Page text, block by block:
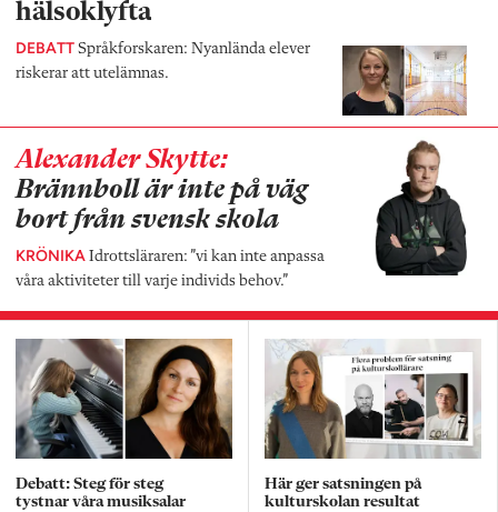
hälsoklyfta
DEBATT Språkforskaren: Nyanlända elever
riskerar att utelämnas.
Alexander Skytte:
Brännboll är inte på väg
bort från svensk skola
KRÖNIKA Idrottsläraren: ”vi kan inte anpassa
våra aktiviteter till varje individs behov.”
Debatt: Steg för steg
tystnar våra musiksalar
Här ger satsningen på
kulturskolan resultat